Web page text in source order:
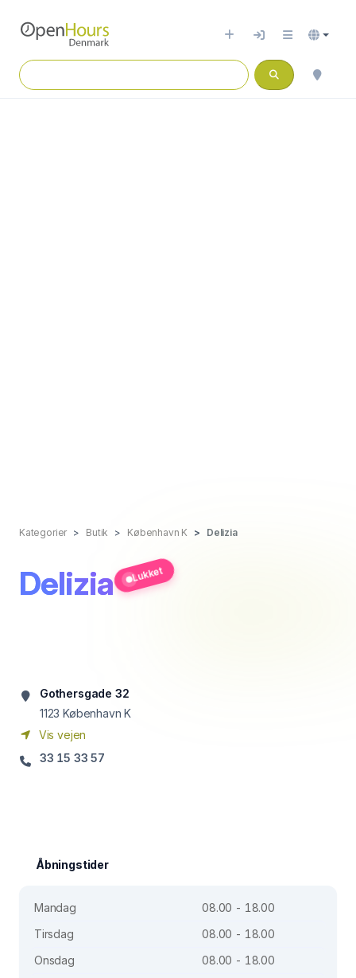
Kategorier Butik København K Delizia
Delizia Lukket
Gothersgade 32
1123 København K
Vis vejen
33 15 33 57
Åbningstider
Mandag
08.00 - 18.00
Tirsdag
08.00 - 18.00
Onsdag
08.00 - 18.00